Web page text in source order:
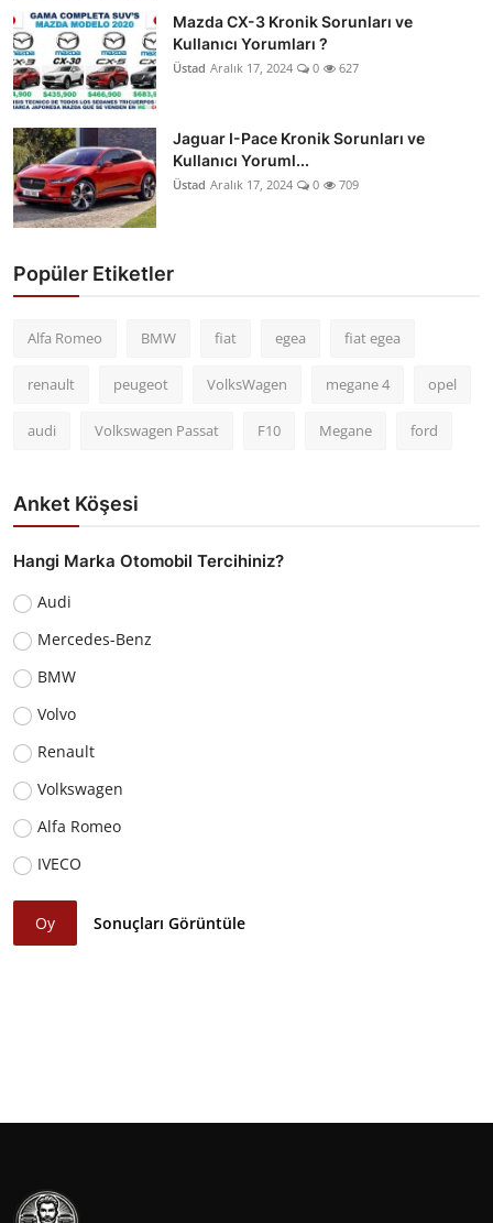
Mazda CX-3 Kronik Sorunları ve
Kullanıcı Yorumları ?
Üstad Aralık 17, 2024 0 627
Jaguar I-Pace Kronik Sorunları ve
Kullanıcı Yoruml...
Üstad Aralık 17, 2024 0 709
Popüler Etiketler
Alfa Romeo BMW fiat egea fiat egea
renault peugeot VolksWagen megane 4 opel
audi Volkswagen Passat F10 Megane ford
Anket Köşesi
Hangi Marka Otomobil Tercihiniz?
Audi
Mercedes-Benz
BMW
Volvo
Renault
Volkswagen
Alfa Romeo
IVECO
Oy Sonuçları Görüntüle